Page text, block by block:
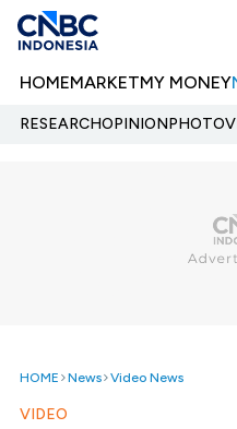
HOMEMARKETMY MONEY
RESEARCHOPINIONPHOTO
HOME News Video News
VIDEO